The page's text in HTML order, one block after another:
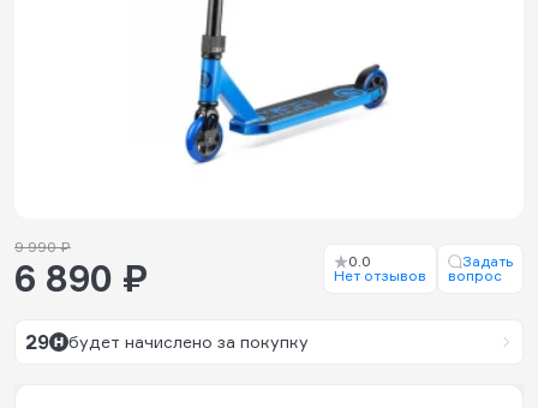
9 990 ₽
6 890 ₽
0.0
Нет отзывов
Задать
вопрос
29 будет начислено за покупку